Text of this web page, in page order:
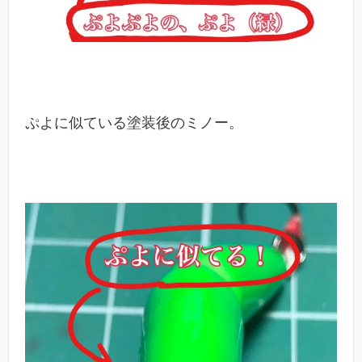
ぷよに似ている塗装後のミノー。